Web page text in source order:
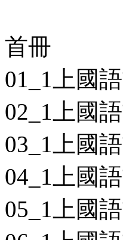
首冊
01_1上國
02_1上國
03_1上國
04_1上國
05_1上國